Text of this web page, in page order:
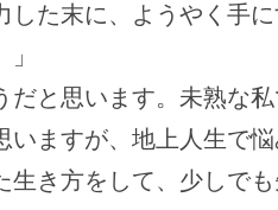
した末に、ようやく手
だと思います。未熟な
いますが、地上人生で
生き方をして、少しで